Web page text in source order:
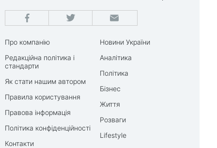
Про компанію
Редакційна політика і
стандарти
Як стати нашим автором
Правила користування
Правова інформація
Політика конфіденційності
Контакти
Новини України
Аналітика
Політика
Бізнес
Життя
Розваги
Lifestyle